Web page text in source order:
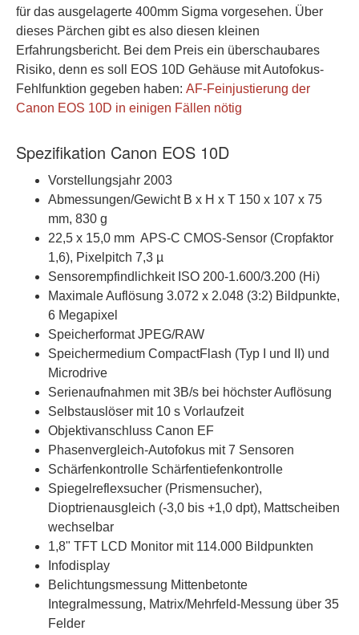
für das ausgelagerte 400mm Sigma vorgesehen. Über
dieses Pärchen gibt es also diesen kleinen
Erfahrungsbericht. Bei dem Preis ein überschaubares
Risiko, denn es soll EOS 10D Gehäuse mit Autofokus-
Fehlfunktion gegeben haben: AF-Feinjustierung der
Canon EOS 10D in einigen Fällen nötig
Spezifikation Canon EOS 10D
Vorstellungsjahr 2003
Abmessungen/Gewicht B x H x T 150 x 107 x 75
mm, 830 g
22,5 x 15,0 mm APS-C CMOS-Sensor (Cropfaktor
1,6), Pixelpitch 7,3 µ
Sensorempfindlichkeit ISO 200-1.600/3.200 (Hi)
Maximale Auflösung 3.072 x 2.048 (3:2) Bildpunkte,
6 Megapixel
Speicherformat JPEG/RAW
Speichermedium CompactFlash (Typ I und II) und
Microdrive
Serienaufnahmen mit 3B/s bei höchster Auflösung
Selbstauslöser mit 10 s Vorlaufzeit
Objektivanschluss Canon EF
Phasenvergleich-Autofokus mit 7 Sensoren
Schärfenkontrolle Schärfentiefenkontrolle
Spiegelreflexsucher (Prismensucher),
Dioptrienausgleich (-3,0 bis +1,0 dpt), Mattscheiben
wechselbar
1,8" TFT LCD Monitor mit 114.000 Bildpunkten
Infodisplay
Belichtungsmessung Mittenbetonte
Integralmessung, Matrix/Mehrfeld-Messung über 35
Felder